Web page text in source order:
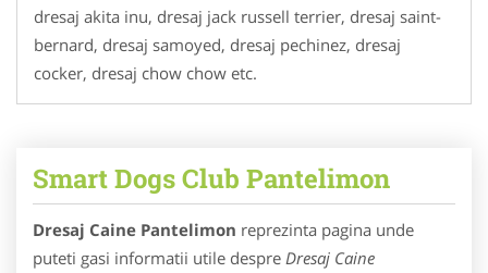
dresaj akita inu, dresaj jack russell terrier, dresaj saint-
bernard, dresaj samoyed, dresaj pechinez, dresaj
cocker, dresaj chow chow etc.
Smart Dogs Club Pantelimon
Dresaj Caine Pantelimon reprezinta pagina unde
puteti gasi informatii utile despre Dresaj Caine